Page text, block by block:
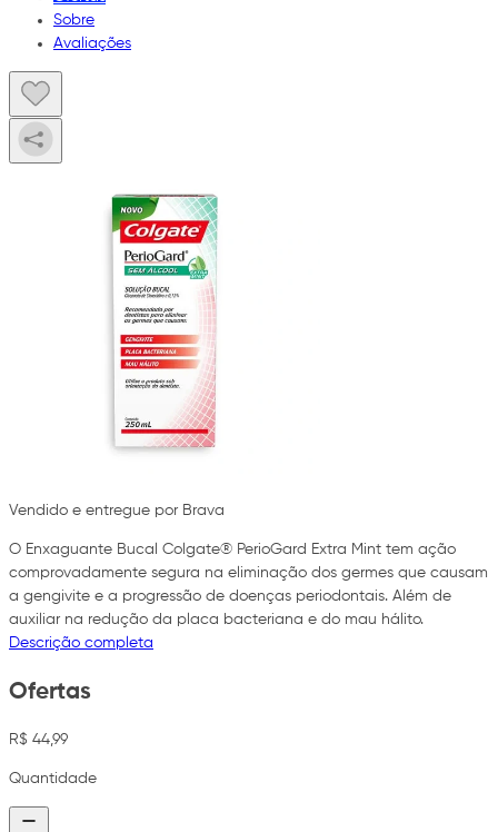
Sobre
Avaliações
Vendido e entregue por Brava
O Enxaguante Bucal Colgate® PerioGard Extra Mint tem ação
comprovadamente segura na eliminação dos germes que causam
a gengivite e a progressão de doenças periodontais. Além de
auxiliar na redução da placa bacteriana e do mau hálito.
Descrição completa
Ofertas
R$ 44,99
Quantidade